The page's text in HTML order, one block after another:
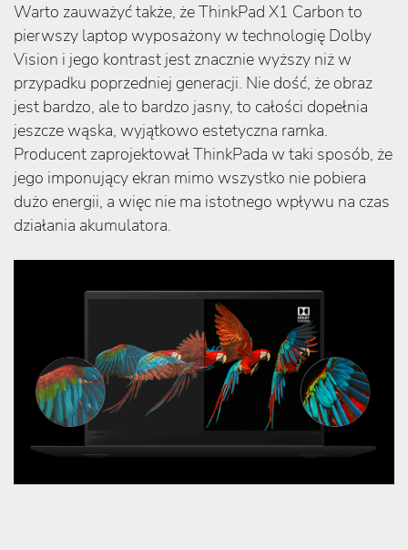
Warto zauważyć także, że ThinkPad X1 Carbon to
pierwszy laptop wyposażony w technologię Dolby
Vision i jego kontrast jest znacznie wyższy niż w
przypadku poprzedniej generacji. Nie dość, że obraz
jest bardzo, ale to bardzo jasny, to całości dopełnia
jeszcze wąska, wyjątkowo estetyczna ramka.
Producent zaprojektował ThinkPada w taki sposób, że
jego imponujący ekran mimo wszystko nie pobiera
dużo energii, a więc nie ma istotnego wpływu na czas
działania akumulatora.